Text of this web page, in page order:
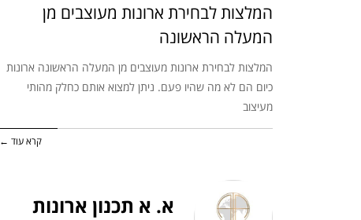
המלצות לבחירת ארונות מעוצבים מן
המעלה הראשונה
המלצות לבחירת ארונות מעוצבים מן המעלה הראשונה ארונות
כיום הם לא מה שהיו פעם. ניתן למצוא אותם כחלק מהותי
מעיצוב
קרא עוד ←
א. א תכנון ארונות